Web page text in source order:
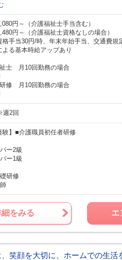
円～（介護福祉士手当含む）
円～（介護福祉士資格なしの場合）
手当30円/時、年末年始手当、交通費規
る基本時給アップあり
士 月10回勤務の場合
修 月10回勤務の場合
2回
】 ■介護職員初任者研修
ー2級
ー1級
研修
をみる エ
笑顔を大切に、ホームでの生活